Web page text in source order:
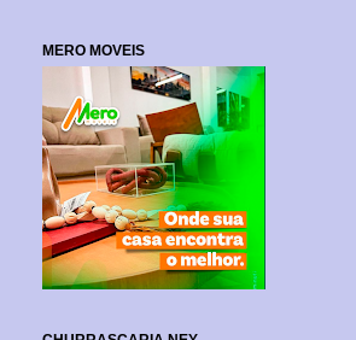
MERO MOVEIS